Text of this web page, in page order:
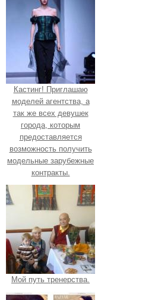
Кастинг! Приглашаю
моделей агентства, а
так же всех девушек
города, которым
предоставляется
возможность получить
модельные зарубежные
контракты.
Мой путь тренерства.